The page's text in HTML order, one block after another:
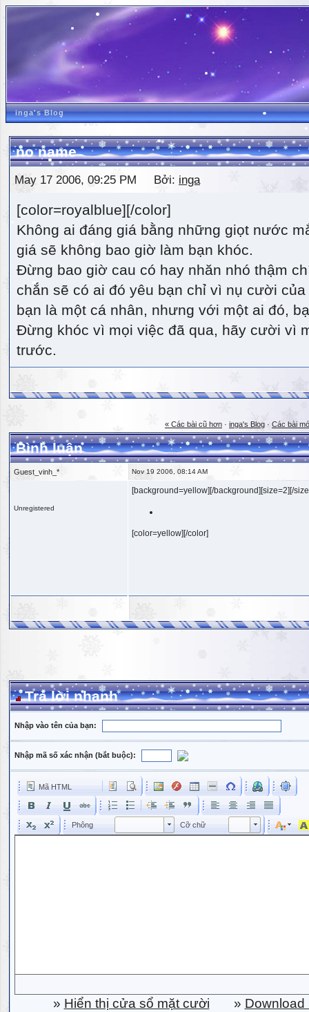
inga's Blog
no name
May 17 2006, 09:25 PM Bởi: inga
[color=royalblue][/color]
Không ai đáng giá bằng những giọt nước
giá sẽ không bao giờ làm bạn khóc.
Đừng bao giờ cau có hay nhăn nhó thậm
chắn sẽ có ai đó yêu bạn chỉ vì nụ cười
bạn là một cá nhân, nhưng với một ai đó,
Đừng khóc vì mọi việc đã qua, hãy cười vì
trước.
« Các bài cũ hơn · inga's Blog · Các bài
Bình luận
Guest_vinh_* Nov 19 2006, 08:14 AM
Unregistered
[background=yellow][/background][size=2][/
[color=yellow][/color]
Trả lời nhanh
Nhập vào tên của bạn:
Nhập mã số xác nhận (bắt buộc):
Mã HTML
Phông Phông Cỡ chữ Kích cỡ phông
» Hiển thị cửa sổ mặt cười » Download